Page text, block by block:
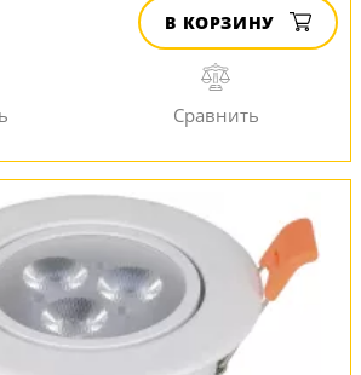
В КОРЗИНУ